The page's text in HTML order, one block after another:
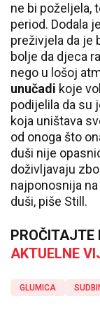
ne bi poželjela,
period. Dodala
preživjela da je
bolje da djeca
nego u lošoj
unučadi koje
podijelila da su
koja uništava
od onoga što
duši nije
doživljavaju
najponosnija
duši, piše Still.
PROČITAJTE
AKTUELNE
GLUMICA